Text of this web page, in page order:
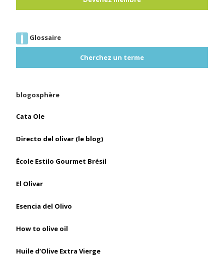
Glossaire
Cherchez un terme
blogosphère
Cata Ole
Directo del olivar (le blog)
École Estilo Gourmet Brésil
El Olivar
Esencia del Olivo
How to olive oil
Huile d’Olive Extra Vierge